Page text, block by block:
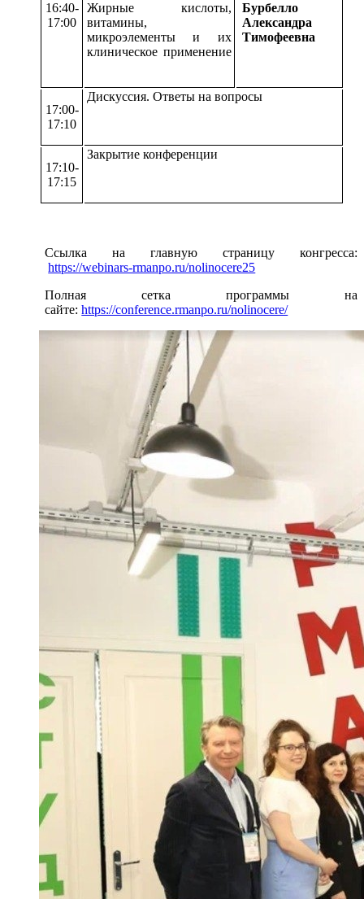
16:40-
17:00
Жирные кислоты,
витамины,
микроэлементы и их
клиническое применение
Бурбелло
Александра
Тимофеевна
17:00-
17:10
Дискуссия. Ответы на вопросы
17:10-
17:15
Закрытие конференции
Ссылка на главную страницу конгресса:
https://webinars-rmanpo.ru/nolinocere25
Полная
сетка программы на
сайте:https://conference.rmanpo.ru/nolinocere/